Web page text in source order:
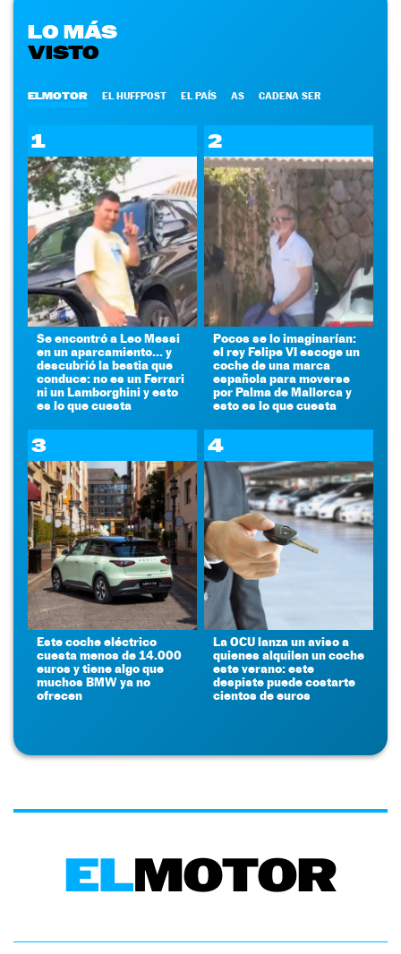
LO MÁS
VISTO
ELMOTOR EL HUFFPOST EL PAÍS AS CADENA SER
1
Se encontró a Leo Messi
en un aparcamiento... y
descubrió la bestia que
conduce: no es un Ferrari
ni un Lamborghini y esto
es lo que cuesta
2
Pocos se lo imaginarían:
el rey Felipe VI escoge un
coche de una marca
española para moverse
por Palma de Mallorca y
esto es lo que cuesta
3
Este coche eléctrico
cuesta menos de 14.000
euros y tiene algo que
muchos BMW ya no
ofrecen
4
La OCU lanza un aviso a
quienes alquilen un coche
este verano: este
despiste puede costarte
cientos de euros